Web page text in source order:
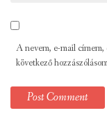
A nevem, e-mail címem,
következő